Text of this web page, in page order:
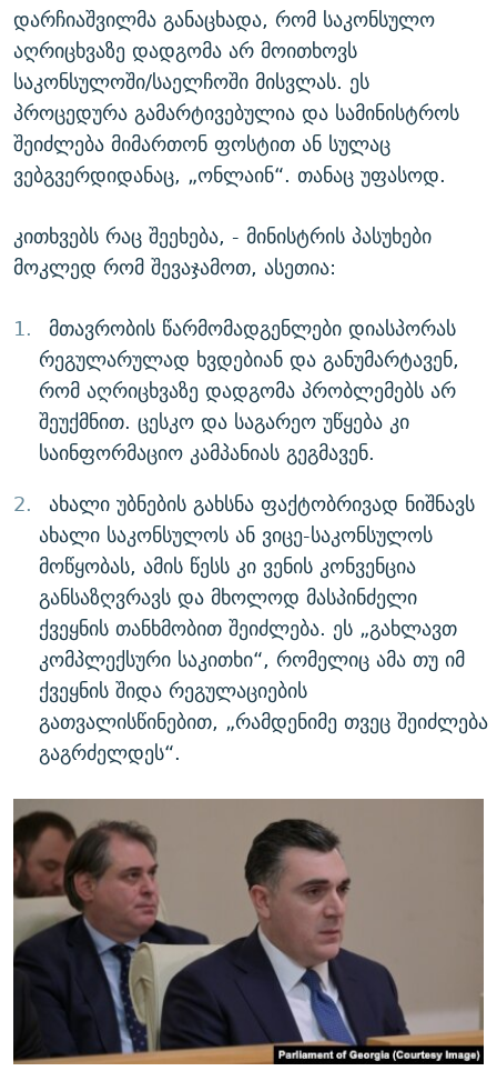
დარჩიაშვილმა განაცხადა, რომ საკონსულო
აღრიცხვაზე დადგომა არ მოითხოვს
საკონსულოში/საელჩოში მისვლას. ეს
პროცედურა გამარტივებულია და სამინისტროს
შეიძლება მიმართონ ფოსტით ან სულაც
ვებგვერდიდანაც, „ონლაინ“. თანაც უფასოდ.
კითხვებს რაც შეეხება, - მინისტრის პასუხები
მოკლედ რომ შევაჯამოთ, ასეთია:
მთავრობის წარმომადგენლები დიასპორას
რეგულარულად ხვდებიან და განუმარტავენ,
რომ აღრიცხვაზე დადგომა პრობლემებს არ
შეუქმნით. ცესკო და საგარეო უწყება კი
საინფორმაციო კამპანიას გეგმავენ.
ახალი უბნების გახსნა ფაქტობრივად ნიშნავს
ახალი საკონსულოს ან ვიცე-საკონსულოს
მოწყობას, ამის წესს კი ვენის კონვენცია
განსაზღვრავს და მხოლოდ მასპინძელი
ქვეყნის თანხმობით შეიძლება. ეს „გახლავთ
კომპლექსური საკითხი“, რომელიც ამა თუ იმ
ქვეყნის შიდა რეგულაციების
გათვალისწინებით, „რამდენიმე თვეც შეიძლება
გაგრძელდეს“.